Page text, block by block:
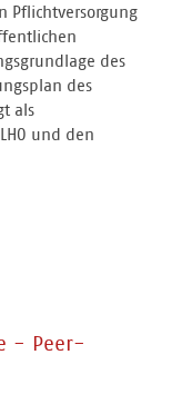
Pflichtversorgung
des
des
als
und den
- Peer-